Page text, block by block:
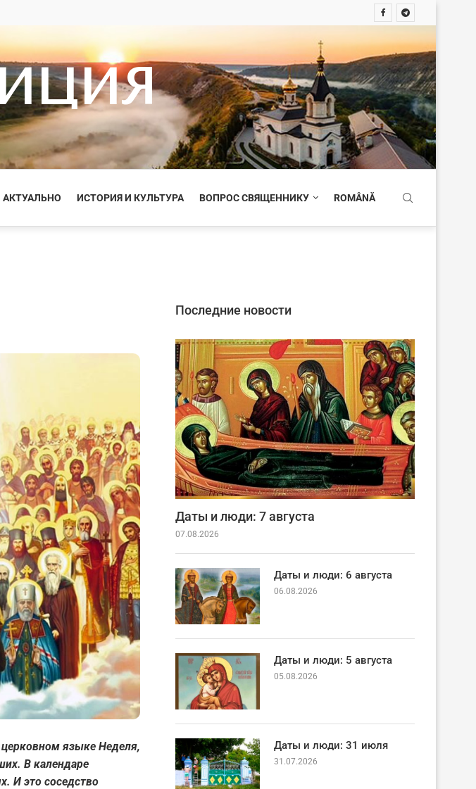
АКТУАЛЬНО ИСТОРИЯ И КУЛЬТУРА ВОПРОС СВЯЩЕННИКУ ROMÂNĂ
церковном языке Неделя,
В календаре
И это соседство
Последние новости
Даты и люди: 7 августа
07.08.2026
Даты и люди: 6 августа
06.08.2026
Даты и люди: 5 августа
05.08.2026
Даты и люди: 31 июля
31.07.2026